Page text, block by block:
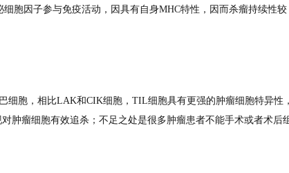
胞因子参与免疫活动，因具有自身MHC特性，因而杀瘤持续性较
细胞，相比LAK和CIK细胞，TIL细胞具有更强的肿瘤细胞特异性
肿瘤细胞有效追杀；不足之处是很多肿瘤患者不能手术或者术后